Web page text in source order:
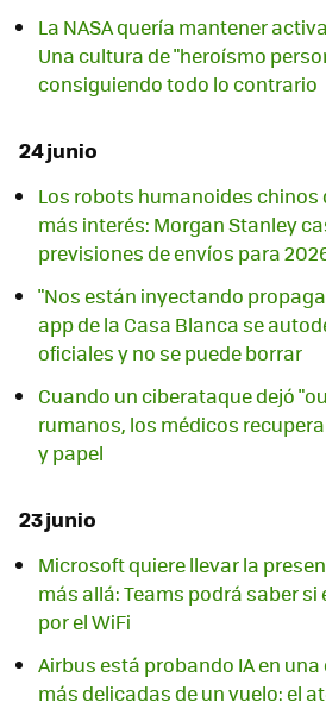
La NASA quería mantener
Una cultura de "heroísmo
consiguiendo todo lo contrario
24 junio
Los robots humanoides chinos
más interés: Morgan Stanley
previsiones de envíos para
"Nos están inyectando
app de la Casa Blanca se
oficiales y no se puede borrar
Cuando un ciberataque dejó
rumanos, los médicos
y papel
23 junio
Microsoft quiere llevar la
más allá: Teams podrá saber
por el WiFi
Airbus está probando IA en
más delicadas de un vuelo: el